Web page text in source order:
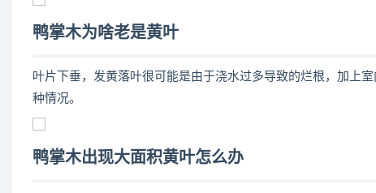
鸭掌木为啥老是黄叶
叶片下垂，发黄落叶很可能是由于浇水过多导致的烂根，加上
种情况。
鸭掌木出现大面积黄叶怎么办